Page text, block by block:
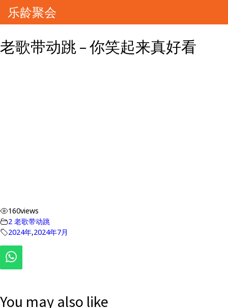
乐龄聚会
老歌带动跳 – 你笑起来真好看
160views
2 老歌带动跳
2024年,2024年7月
You may also like